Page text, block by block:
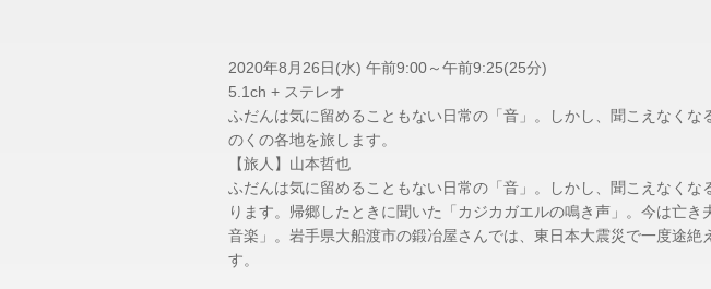
2020年8月26日(水) 午前9:00～午前9:25(25分)
5.1ch + ステレオ
ふだんは気に留めることもない日常の「音」。しかし、聞こえなく
のくの各地を旅します。
【旅人】山本哲也
ふだんは気に留めることもない日常の「音」。しかし、聞こえなく
ります。帰郷したときに聞いた「カジカガエルの鳴き声」。今は亡
音楽」。岩手県大船渡市の鍛冶屋さんでは、東日本大震災で一度途
す。